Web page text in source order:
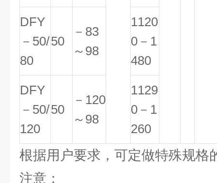
DFY
－50/
80
50
－83
～98
1120
0－1
480
DFY
－50/
120
50
－120
～98
1129
0－1
260
根据用户要求，可定做特殊规格
注意：